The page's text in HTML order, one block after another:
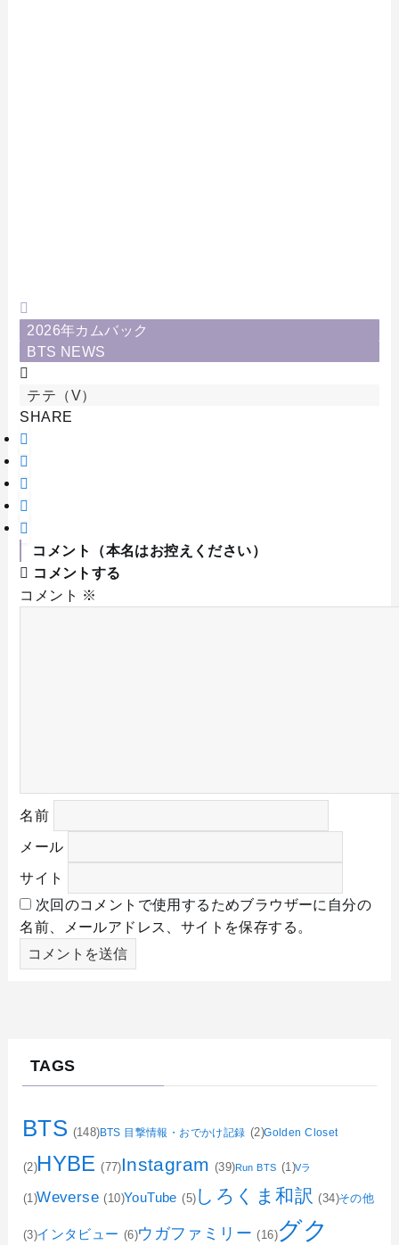
2026年カムバック
BTS NEWS
テテ（V）
SHARE
コメント（本名はお控えください）
コメントする
コメント ※
名前
メール
サイト
次回のコメントで使用するためブラウザーに自分の
名前、メールアドレス、サイトを保存する。
TAGS
BTS (148)BTS 目撃情報・おでかけ記録 (2)Golden Closet
(2)HYBE (77)Instagram (39)Run BTS (1)Vラ
(1)Weverse (10)YouTube (5)しろくま和訳 (34)その他
(3)インタビュー (6)ウガファミリー (16)グク